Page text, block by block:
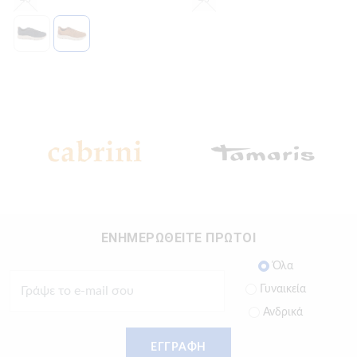
ΕΝΗΜΕΡΩΘΕΙΤΕ ΠΡΩΤΟΙ
Όλα
Γυναικεία
Ανδρικά
ΕΓΓΡΑΦΗ